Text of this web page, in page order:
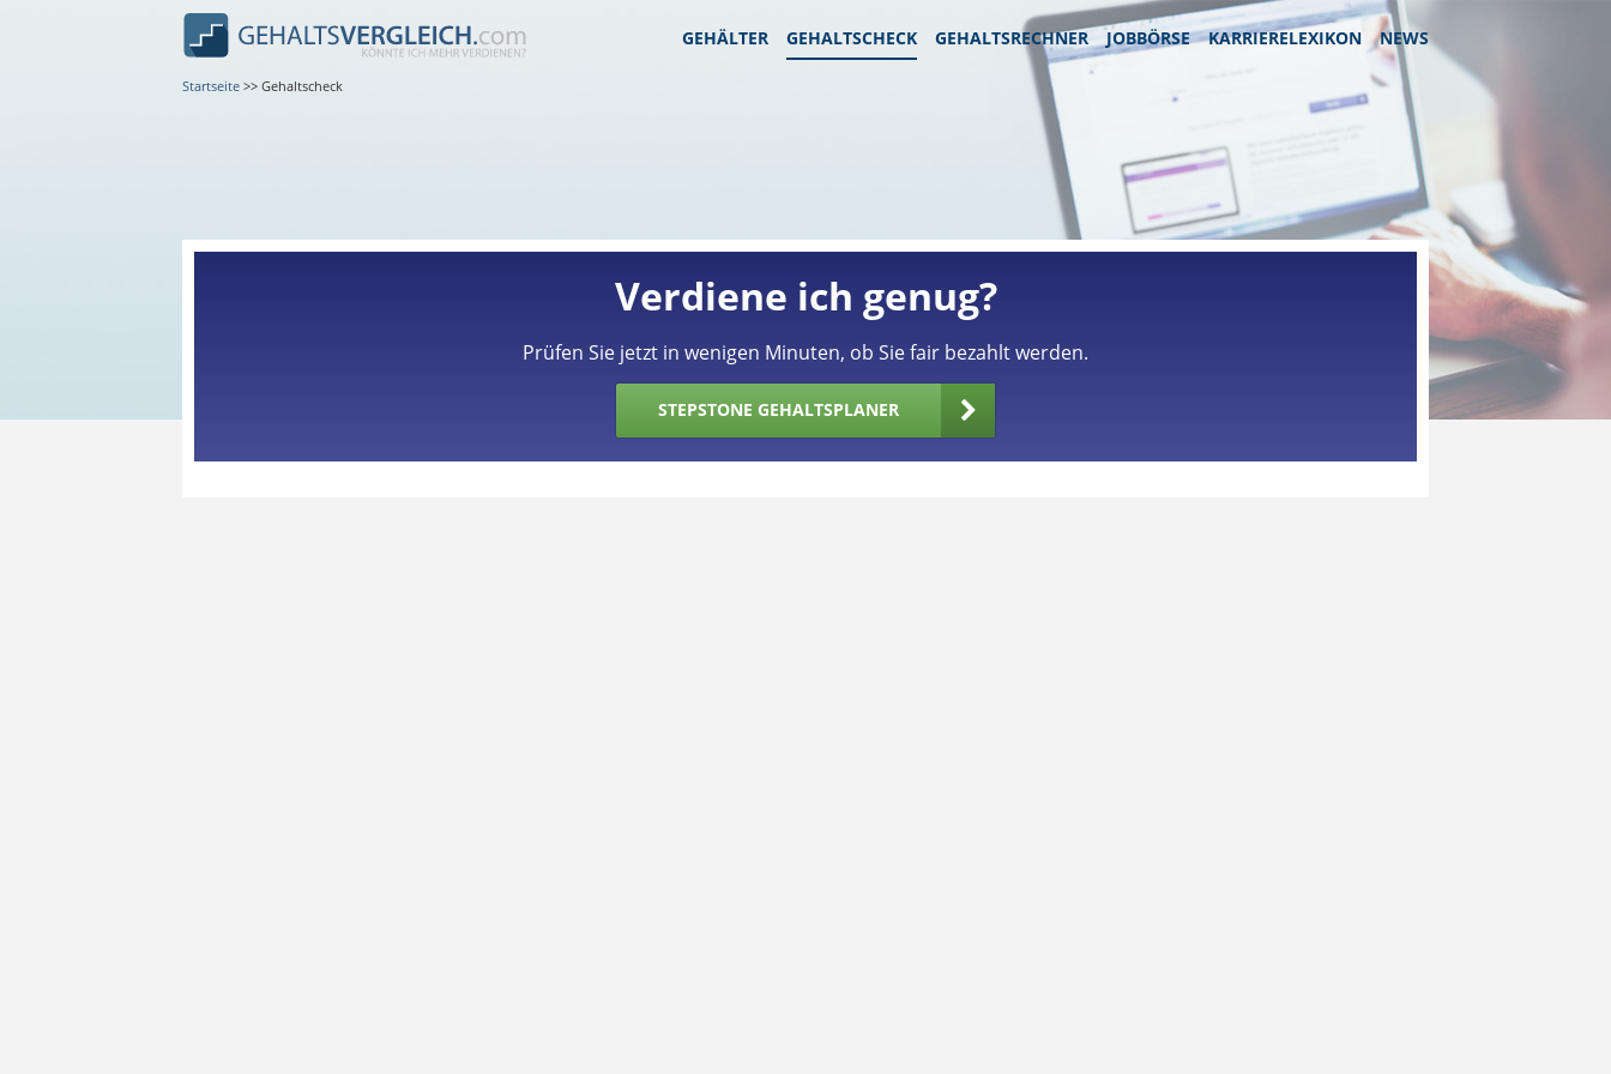
GEHÄLTER GEHALTSCHECK GEHALTSRECHNER JOBBÖRSE KARRIERELEXIKON NEWS
Startseite >> Gehaltscheck
Verdiene ich genug?
Prüfen Sie jetzt in wenigen Minuten, ob Sie fair bezahlt werden.
STEPSTONE GEHALTSPLANER